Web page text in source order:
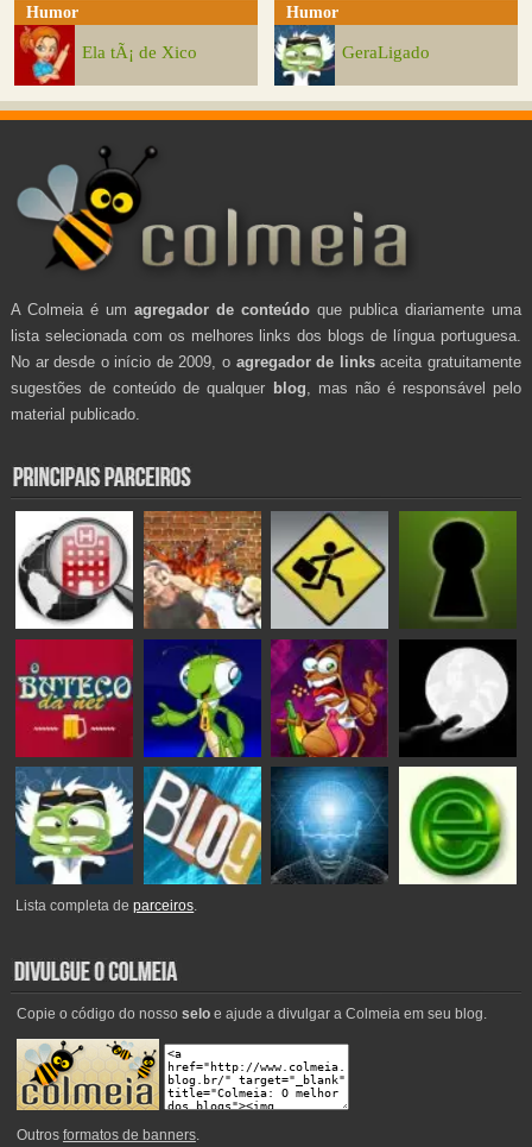
Humor
Ela tÃ¡ de Xico
Humor
GeraLigado
A Colmeia é um agregador de conteúdo que publica diariamente uma
lista selecionada com os melhores links dos blogs de língua portuguesa.
No ar desde o início de 2009, o agregador de linksaceita gratuitamente
sugestões de conteúdo de qualquer blog , mas não é responsável pelo
material publicado.
Lista completa deparceiros.
Copie o código do nosso seloe ajude a divulgar a Colmeia em seu blog.
Outros formatos de banners.